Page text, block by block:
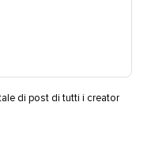
di post di tutti i creator